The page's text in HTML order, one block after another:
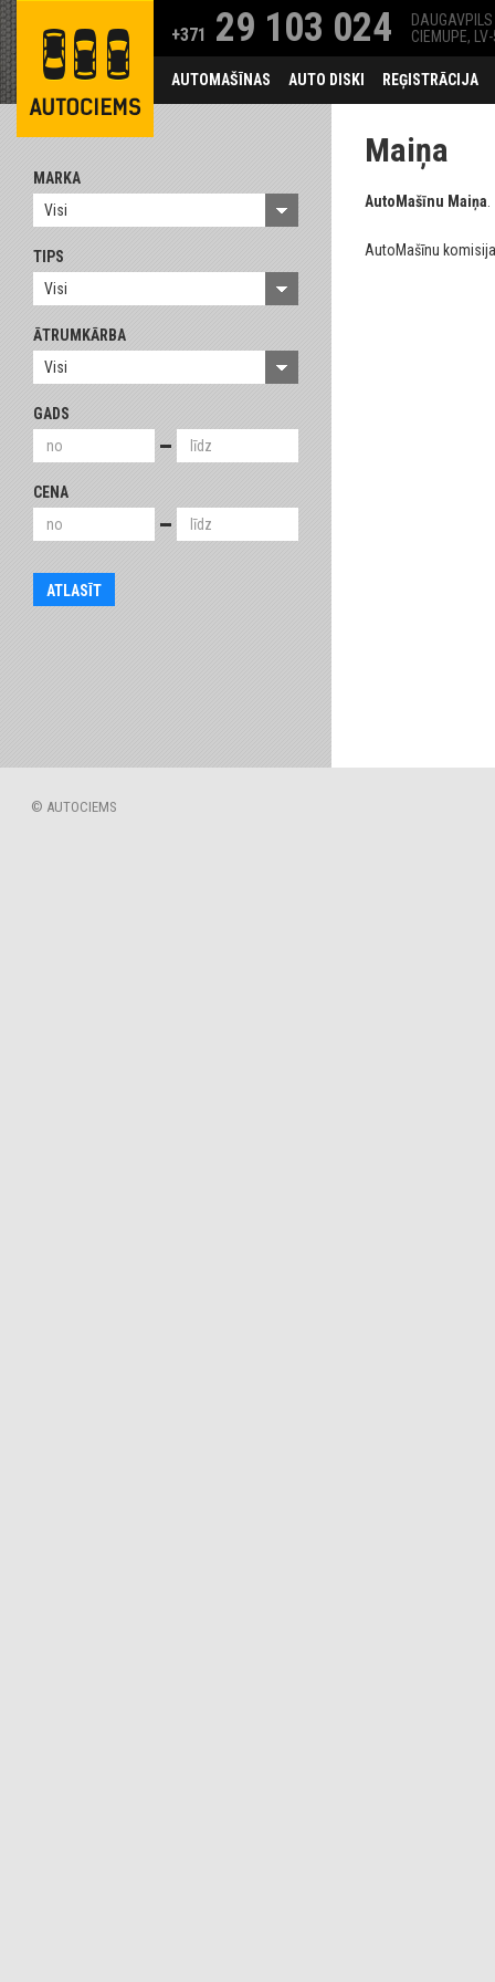
+371 29 103 024
CIEMUPE,
AUTOMAŠĪNAS AUTO DISKI REĢISTRĀCIJA
MARKA
Visi
TIPS
Visi
ĀTRUMKĀRBA
Visi
GADS
CENA
Maiņa
AutoMašīnu Maiņa
AutoMašīnu komisija
© AUTOCIEMS